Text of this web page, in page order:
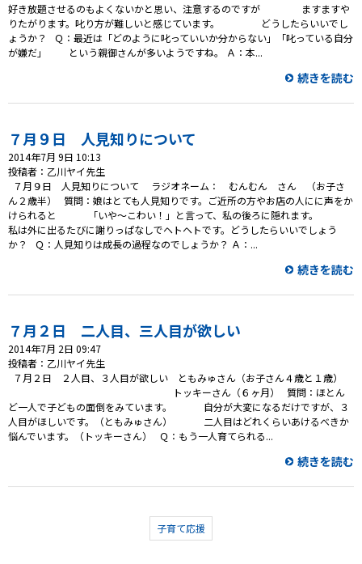
好き放題させるのもよくないかと思い、注意するのですが ますますや
りたがります。叱り方が難しいと感じています。 どうしたらいいでし
ょうか？ Ｑ：最近は「どのように叱っていいか分からない」「叱っている自分
が嫌だ」 という親御さんが多いようですね。 Ａ：本...
続きを読む
７月９日 人見知りについて
2014年7月 9日 10:13
投稿者：乙川ヤイ先生
７月９日 人見知りについて ラジオネーム： むんむん さん （お子さ
ん２歳半） 質問：娘はとても人見知りです。ご近所の方やお店の人にに声をか
けられると 「いや～こわい！」と言って、私の後ろに隠れます。
私は外に出るたびに謝りっぱなしでヘトヘトです。どうしたらいいでしょう
か？ Ｑ：人見知りは成長の過程なのでしょうか？ Ａ：...
続きを読む
７月２日 二人目、三人目が欲しい
2014年7月 2日 09:47
投稿者：乙川ヤイ先生
７月２日 ２人目、３人目が欲しい ともみゅさん（お子さん４歳と１歳）
トッキーさん（６ヶ月） 質問：ほとん
ど一人で子どもの面倒をみています。 自分が大変になるだけですが、３
人目がほしいです。（ともみゅさん） 二人目はどれくらいあけるべきか
悩んでいます。（トッキーさん） Ｑ：もう一人育てられる...
続きを読む
子育て応援